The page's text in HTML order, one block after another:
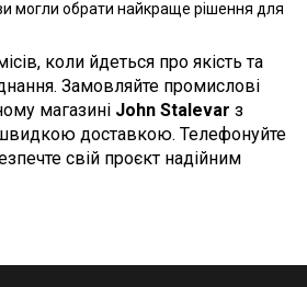
могли обрати найкраще рішення для
коли йдеться про якість та
Замовляйте промислові
магазині John Stalevar з
швидкою доставкою. Телефонуйте
свій проєкт надійним